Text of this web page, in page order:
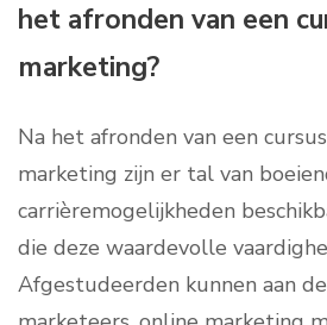
het afronden van een
marketing?
Na het afronden van een
marketing zijn er tal van
carrièremogelijkheden
die deze waardevolle
Afgestudeerden kunnen aan